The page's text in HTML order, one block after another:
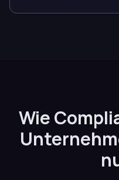
Wie